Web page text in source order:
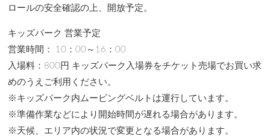
ロールの安全確認の上、開放予定。
キッズパーク 営業予定
営業時間： 10：00～16：00
入場料：800円 キッズパーク入場券をチケット売場でお買い求
めのうえご利用ください。
※キッズパーク内ムービングベルトは運行しています。
※準備作業などにより開始時間が遅れる場合があります。
※天候、エリア内の状況で変更となる場合があります。